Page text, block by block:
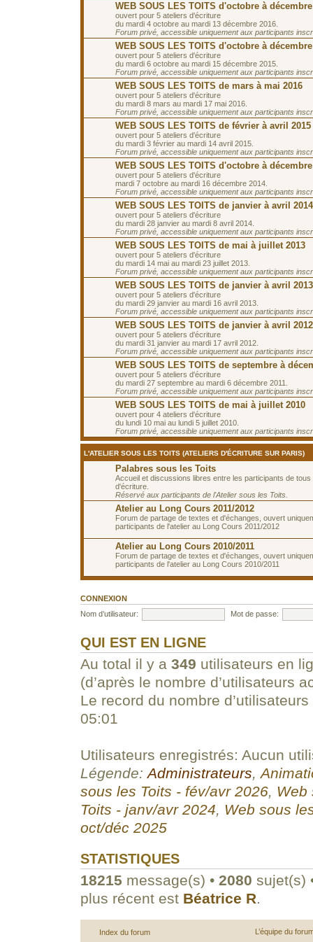
WEB SOUS LES TOITS d'octobre à décembre
ouvert pour 5 ateliers d'écriture
du mardi 4 octobre au mardi 13 décembre 2016.
Forum privé, accessible uniquement aux participants
WEB SOUS LES TOITS d'octobre à décembre
ouvert pour 5 ateliers d'écriture
du mardi 6 octobre au mardi 15 décembre 2015.
Forum privé, accessible uniquement aux participants
WEB SOUS LES TOITS de mars à mai 2016
ouvert pour 5 ateliers d'écriture
du mardi 8 mars au mardi 17 mai 2016.
Forum privé, accessible uniquement aux participants
WEB SOUS LES TOITS de février à avril 2015
ouvert pour 5 ateliers d'écriture
du mardi 3 février au mardi 14 avril 2015.
Forum privé, accessible uniquement aux participants
WEB SOUS LES TOITS d'octobre à décembre
ouvert pour 5 ateliers d'écriture
mardi 7 octobre au mardi 16 décembre 2014.
Forum privé, accessible uniquement aux participants
WEB SOUS LES TOITS de janvier à avril 2014
ouvert pour 5 ateliers d'écriture
du mardi 28 janvier au mardi 8 avril 2014.
Forum privé, accessible uniquement aux participants
WEB SOUS LES TOITS de mai à juillet 2013
ouvert pour 5 ateliers d'écriture
du mardi 14 mai au mardi 23 juillet 2013.
Forum privé, accessible uniquement aux participants
WEB SOUS LES TOITS de janvier à avril 2013
ouvert pour 5 ateliers d'écriture
du mardi 29 janvier au mardi 16 avril 2013.
Forum privé, accessible uniquement aux participants
WEB SOUS LES TOITS de janvier à avril 2012
ouvert pour 5 ateliers d'écriture
du mardi 31 janvier au mardi 17 avril 2012.
Forum privé, accessible uniquement aux participants
WEB SOUS LES TOITS de septembre à
ouvert pour 5 ateliers d'écriture
du mardi 27 septembre au mardi 6 décembre 2011.
Forum privé, accessible uniquement aux participants
WEB SOUS LES TOITS de mai à juillet 2010
ouvert pour 4 ateliers d'écriture
du lundi 10 mai au lundi 5 juillet 2010.
Forum privé, accessible uniquement aux participants
L'ATELIER SOUS LES TOITS (ATELIERS D'ÉCRITURE SUR PARIS)
Palabres sous les Toits
Accueil et discussions libres entre les participants de tous
d'écriture.
Réservé aux participants de l'Atelier sous les Toits.
Atelier au Long Cours 2011/2012
Forum de partage de textes et d'échanges, ouvert
participants de l'atelier au Long Cours 2011/2012
Atelier au Long Cours 2010/2011
Forum de partage de textes et d'échanges, ouvert
participants de l'atelier au Long Cours 2010/2011
CONNEXION
Nom d’utilisateur:
Mot de passe:
QUI EST EN LIGNE
Au total il y a 349 utilisateurs en
(d’après le nombre d’utilisateurs
Le record du nombre
05:01
Utilisateurs enregistrés: Aucun
Légende:Administrateurs,
sous les Toits - fév/avr 2026, Web
Toits - janv/avr 2024, Web sous
oct/déc 2025
STATISTIQUES
18215 message(s) • 2080 sujet(s)
plus récent est Béatrice R.
Index du forum L’équipe du